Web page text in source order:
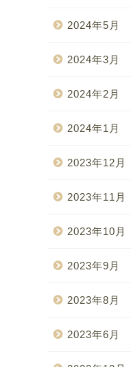
2024年5月
2024年3月
2024年2月
2024年1月
2023年12月
2023年11月
2023年10月
2023年9月
2023年8月
2023年6月